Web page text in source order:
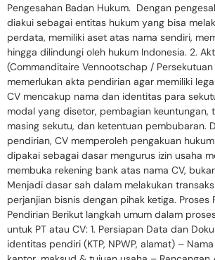
Pengesahan Badan Hukum. Dengan
diakui sebagai entitas hukum yang bisa
perdata, memiliki aset atas nama sendiri,
hingga dilindungi oleh hukum Indonesia. 2.
(Commanditaire Vennootschap /
memerlukan akta pendirian agar memiliki
CV mencakup nama dan identitas para
modal yang disetor, pembagian keuntungan,
masing sekutu, dan ketentuan pembubaran.
pendirian, CV memperoleh pengakuan
dipakai sebagai dasar mengurus izin usaha
membuka rekening bank atas nama CV,
Menjadi dasar sah dalam melakukan
perjanjian bisnis dengan pihak ketiga. Proses
Pendirian Berikut langkah umum dalam
untuk PT atau CV: 1. Persiapan Data dan
identitas pendiri (KTP, NPWP, alamat) –